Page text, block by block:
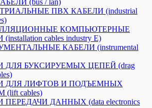
(bus / lan)
ПВХ КАБЕЛИ (industrial
КОМПЬЮТЕРНЫЕ
cables industry E)
КАБЕЛИ (instrumental
ДЛЯ БУКСИРУЕМЫХ ЦЕПЕЙ (drag
ДЛЯ ЛИФТОВ И ПОДЪЕМНЫХ
cables)
ПЕРЕДАЧИ ДАННЫХ (data electronics